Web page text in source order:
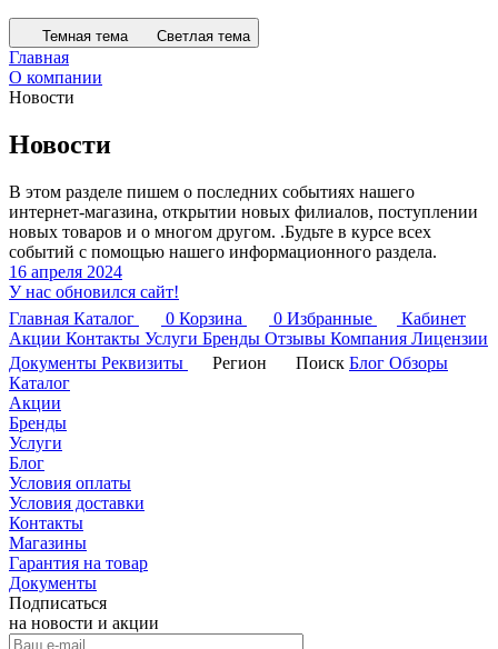
Темная тема Светлая тема
Главная
О компании
Новости
Новости
В этом разделе пишем о последних событиях нашего
интернет-магазина, открытии новых филиалов, поступлении
новых товаров и о многом другом. .Будьте в курсе всех
событий с помощью нашего информационного раздела.
16 апреля 2024
У нас обновился сайт!
Главная Каталог 0 Корзина 0 Избранные
Кабинет
Акции Контакты Услуги Бренды Отзывы Компания Лицензии
Документы Реквизиты Регион Поиск Блог Обзоры
Каталог
Акции
Бренды
Услуги
Блог
Условия оплаты
Условия доставки
Контакты
Магазины
Гарантия на товар
Документы
Подписаться
на новости и акции